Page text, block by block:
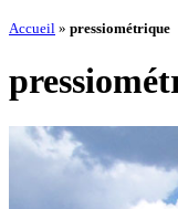
Accueil » pressiométrique